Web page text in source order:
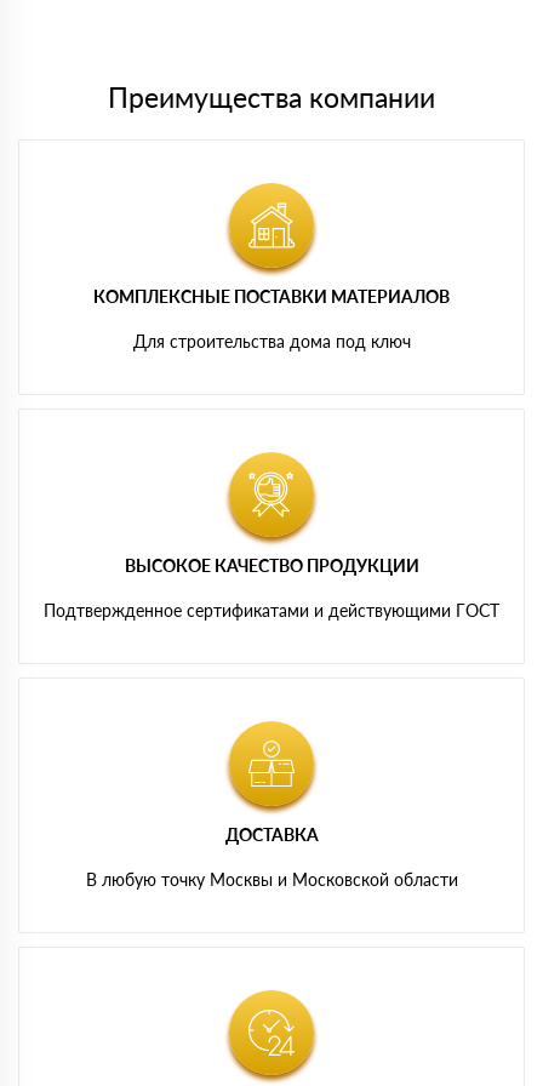
Преимущества компании
КОМПЛЕКСНЫЕ ПОСТАВКИ МАТЕРИАЛОВ
Для строительства дома под ключ
ВЫСОКОЕ КАЧЕСТВО ПРОДУКЦИИ
Подтвержденное сертификатами и действующими ГОСТ
ДОСТАВКА
В любую точку Москвы и Московской области